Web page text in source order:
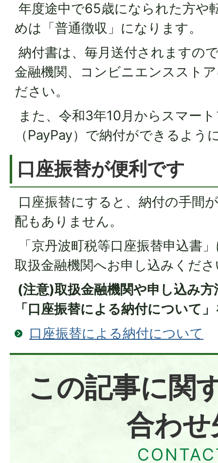
年度途中で65歳になられた方や
めは「普通徴収」になります。
納付書は、毎月送付されますの
金融機関、コンビニエンススト
ださい。
また、令和3年10月からスマー
（PayPay）で納付ができるよう
口座振替が便利です
口座振替にすると、納付の手間
配もありません。
「京丹波町税等口座振替申込書
取扱金融機関へお申し込みくだ
(注意)取扱金融機関や申し込み
「口座振替による納付について
口座振替による納付について
この記事に関
合わせ